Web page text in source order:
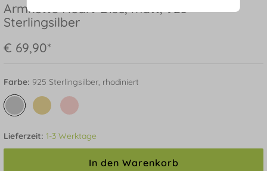
Armkette Heart-Disc, matt, 925
Sterlingsilber
€ 69,90*
Farbe: 925 Sterlingsilber, rhodiniert
Lieferzeit: 1-3 Werktage
In den Warenkorb